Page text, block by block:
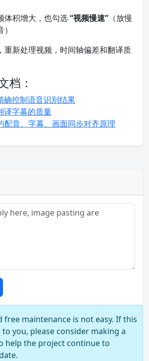
体积增大，也勾选“视频慢速” （放慢
重新处理视频，时间轴偏差和翻译质
档：
确控制语音识别结果
译字幕的质量
配音、字幕、画面同步对齐原理
free maintenance is not easy. If this
you, please consider making a
help the project continue to